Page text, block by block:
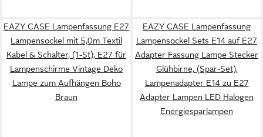
EAZY CASE Lampenfassung E27
Lampensockel mit 5,0m Textil
Kabel & Schalter, (1-St), E27 für
Lampenschirme Vintage Deko
Lampe zum Aufhängen Boho
Braun
EAZY CASE Lampenfassung
Lampensockel Sets E14 auf E27
Adapter Fassung Lampe Stecker
Glühbirne, (Spar-Set),
Lampenadapter E14 zu E27
Adapter Lampen LED Halogen
Energiesparlampen